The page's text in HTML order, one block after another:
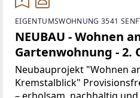
EIGENTUMSWOHNUNG 3541
NEUBAU - Wohnen
Gartenwohnung - 2.
Neubauprojekt "Wohnen
Kremstalblick"